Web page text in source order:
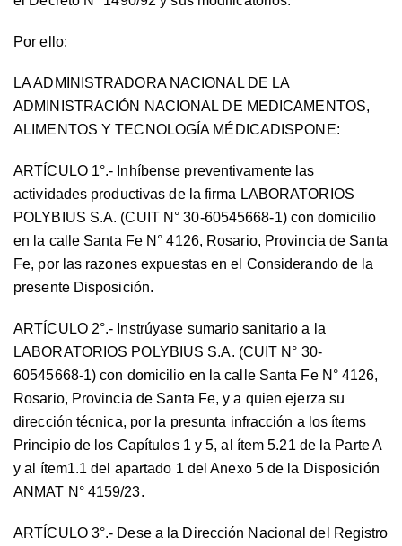
Por ello:
LA ADMINISTRADORA NACIONAL DE LA
ADMINISTRACIÓN NACIONAL DE MEDICAMENTOS,
ALIMENTOS Y TECNOLOGÍA MÉDICADISPONE:
ARTÍCULO 1°.- Inhíbense preventivamente las
actividades productivas de la firma LABORATORIOS
POLYBIUS S.A. (CUIT N° 30-60545668-1) con domicilio
en la calle Santa Fe N° 4126, Rosario, Provincia de Santa
Fe, por las razones expuestas en el Considerando de la
presente Disposición.
ARTÍCULO 2°.- Instrúyase sumario sanitario a la
LABORATORIOS POLYBIUS S.A. (CUIT N° 30-
60545668-1) con domicilio en la calle Santa Fe N° 4126,
Rosario, Provincia de Santa Fe, y a quien ejerza su
dirección técnica, por la presunta infracción a los ítems
Principio de los Capítulos 1 y 5, al ítem 5.21 de la Parte A
y al ítem1.1 del apartado 1 del Anexo 5 de la Disposición
ANMAT N° 4159/23.
ARTÍCULO 3°.- Dese a la Dirección Nacional del Registro